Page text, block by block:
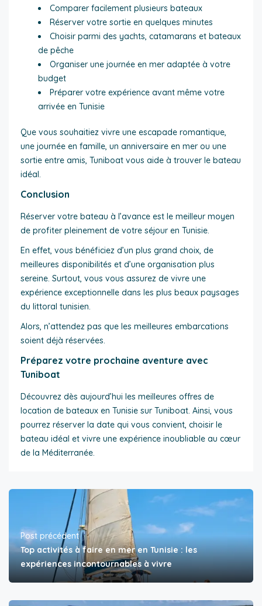
Comparer facilement plusieurs bateaux
Réserver votre sortie en quelques minutes
Choisir parmi des yachts, catamarans et bateaux
de pêche
Organiser une journée en mer adaptée à votre
budget
Préparer votre expérience avant même votre
arrivée en Tunisie
Que vous souhaitiez vivre une escapade romantique,
une journée en famille, un anniversaire en mer ou une
sortie entre amis, Tuniboat vous aide à trouver le bateau
idéal.
Conclusion
Réserver votre bateau à l’avance est le meilleur moyen
de profiter pleinement de votre séjour en Tunisie.
En effet, vous bénéficiez d’un plus grand choix, de
meilleures disponibilités et d’une organisation plus
sereine. Surtout, vous vous assurez de vivre une
expérience exceptionnelle dans les plus beaux paysages
du littoral tunisien.
Alors, n’attendez pas que les meilleures embarcations
soient déjà réservées.
Préparez votre prochaine aventure avec
Tuniboat
Découvrez dès aujourd’hui les meilleures offres de
location de bateaux en Tunisie sur Tuniboat. Ainsi, vous
pourrez réserver la date qui vous convient, choisir le
bateau idéal et vivre une expérience inoubliable au cœur
de la Méditerranée.
Post précédent
Top activités à faire en mer en Tunisie : les
expériences incontournables à vivre